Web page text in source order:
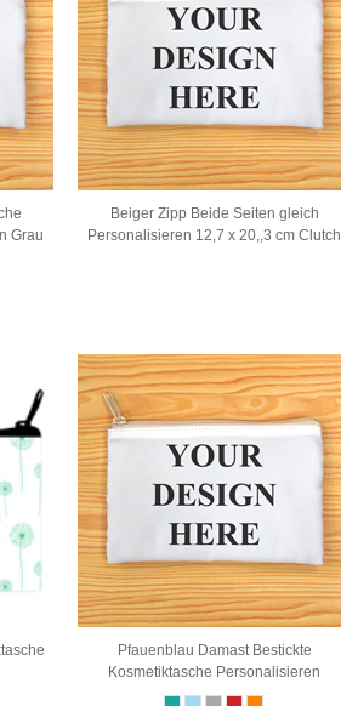
Grau
Beiger Zipp Beide Seiten gleich
Personalisieren 12,7 x 20,,3 cm Clutch
Pfauenblau Damast Bestickte
Kosmetiktasche Personalisieren